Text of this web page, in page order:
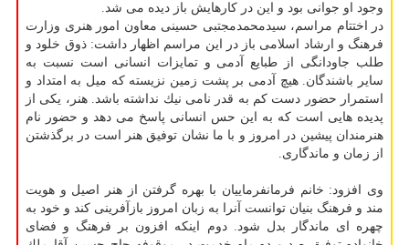
وجود او جوانی بود و این در كارهایش باز دیده می شد.
در اختتام مراسم، سیدمحمدمجتبی حسینی معاون امور هنری وزارت
فرهنگ و ارشاد اسلامی باز در این مراسم اظهار داشت: ذوق خلود و
طلب جاودانگی از طبایع آدمی و تمایزات انسانی است نسبت به
سایر باشندگان. هیچ آدمی بر پشت زمین نزیسته كه میل به امتداد و
استمرار حضور دست كم به قدر نامی نیك نداشته باشد. هنر، یكی از
پدیده هایی است كه به این حس انسانی پاسخ می دهد و حضور نام
هنرمندان پیشین در امروز و با ما نشان توفیق هنر است در برگذشتن
از زمان و ماندگاری.
وی افزود: خانم فرمانفرماییان با بهره گرفتن از هنر اصیل و هویت
مند و فرهنگ بنیان توانست آنرا به زبان امروز بازآفرینی كند و خود به
چهره ای ماندگار بدل شود. دوم اینكه افزون بر فرهنگ و فضای